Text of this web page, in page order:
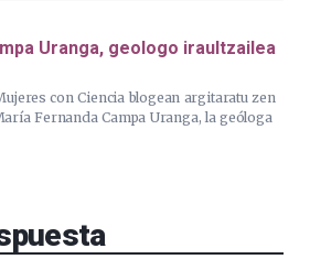
Uranga, geologo iraultzailea
con Ciencia blogean argitaratu zen
Fernanda Campa Uranga, la geóloga